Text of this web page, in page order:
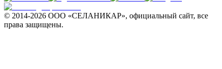
© 2014-2026 ООО «СЕЛАНИКАР», официальный сайт, все
права защищены.